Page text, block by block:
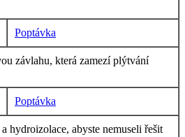
Poptávka
závlahu, která zamezí plýtvání
Poptávka
hydroizolace, abyste nemuseli řešit